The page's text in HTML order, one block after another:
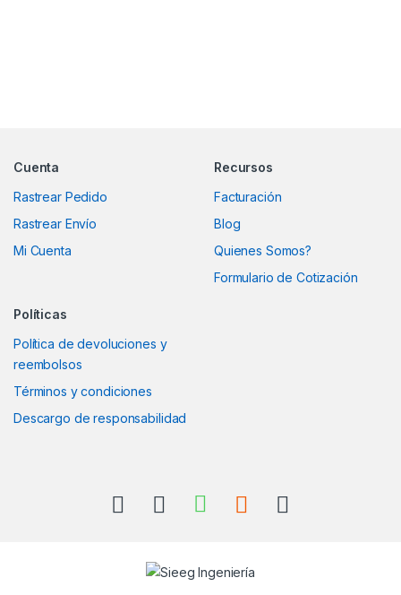
Cuenta
Rastrear Pedido
Rastrear Envío
Mi Cuenta
Recursos
Facturación
Blog
Quienes Somos?
Formulario de Cotización
Políticas
Política de devoluciones y
reembolsos
Términos y condiciones
Descargo de responsabilidad